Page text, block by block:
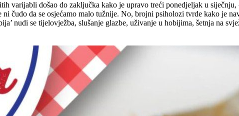
varijabli došao do zaključka kako je upravo treći ponedjeljak u siječnju,
čudo da se osjećamo malo tužnije. No, brojni psiholozi tvrde kako je
nudi se tijelovježba, slušanje glazbe, uživanje u hobijima, šetnja na